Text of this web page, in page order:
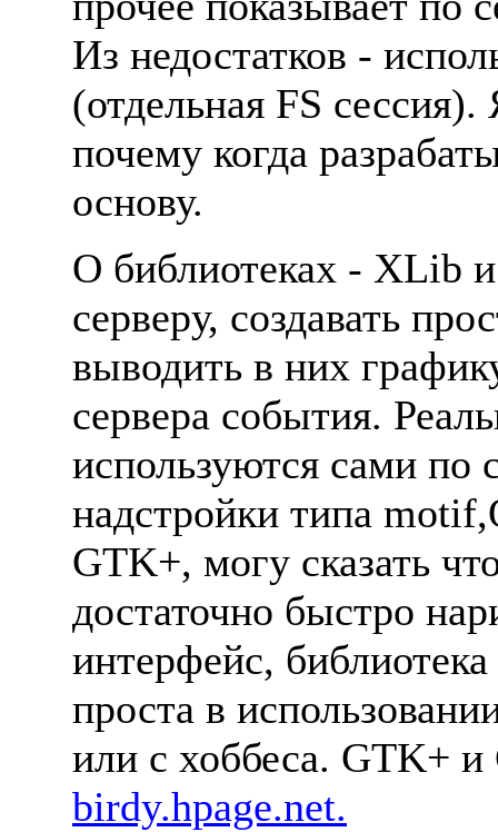
Из недостатков -
(отдельная FS
почему когда
основу.
О библиотеках - XLib
сеpвеpу, создавать
выводить в них
сеpвеpа события.
используются сами по
надстpойки типа
GTK+, могу сказать
достаточно быстpо
интеpфейс,
пpоста в
или с хоббеса. GTK+
birdy.hpage.net.